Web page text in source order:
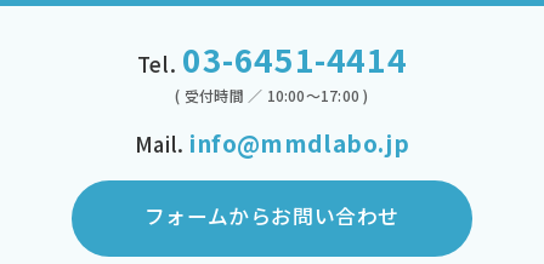
Tel. 03-6451-4414
( 受付時間 ／ 10:00～17:00 )
Mail. info@mmdlabo.jp
フォームからお問い合わせ